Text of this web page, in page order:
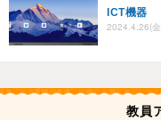
ICT機器
2024.4.26(
教員